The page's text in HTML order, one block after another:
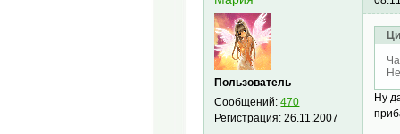
Пользователь
Сообщений:470
Регистрация:26.11.2007
Ну